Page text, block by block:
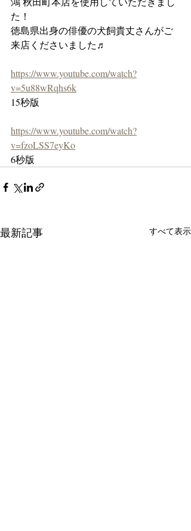
た！
徳島県出身の俳優の犬飼貴丈さんがご
来店くださいました♬
https://www.youtube.com/watch?
v=5u88wRqhs6k
15秒版
https://www.youtube.com/watch?
v=fzoLSS7eyKo
6秒版
最新記事 すべて表示